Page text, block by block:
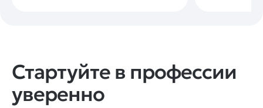
Стартуйте в профессии
уверенно